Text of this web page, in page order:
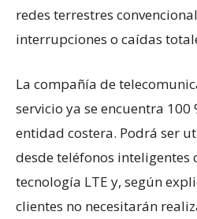
redes terrestres
interrupciones o caídas
La compañía de
servicio ya se encuentra 100
entidad costera. Podrá ser
desde teléfonos inteligentes
tecnología LTE y, según
clientes no necesitarán